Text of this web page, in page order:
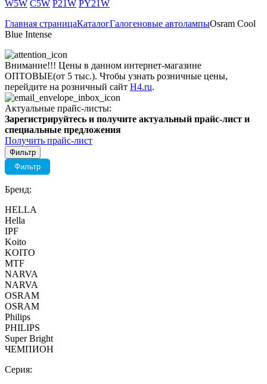
W5W C5W P21W PY21W
Главная страницаКаталогГалогеновые автолампыOsram Cool
Blue Intense
Внимание!!! Цены в данном интернет-магазине
ОПТОВЫЕ(от 5 тыс.). Чтобы узнать розничные цены,
перейдите на розничный сайт H4.ru.
Актуальные прайс-листы:
Зарегистрируйтесь и получите актуальный прайс-лист и
специальные предложения
Получить прайс-лист
Фильтр
Фильтр
Бренд:
HELLA
Hella
IPF
Koito
KOITO
MTF
NARVA
NARVA
OSRAM
OSRAM
Philips
PHILIPS
Super Bright
ЧЕМПИОН
Серия: